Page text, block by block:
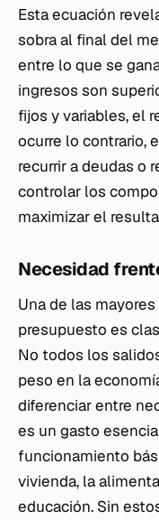
Esta ecuación
sobra al final del
entre lo que se
ingresos son
fijos y variables, el
ocurre lo contrario,
recurrir a deudas o
controlar los
maximizar el
Necesidad
Una de las
presupuesto es
No todos los
peso en la
diferenciar entre
es un gasto
funcionamiento
vivienda, la
educación. Sin